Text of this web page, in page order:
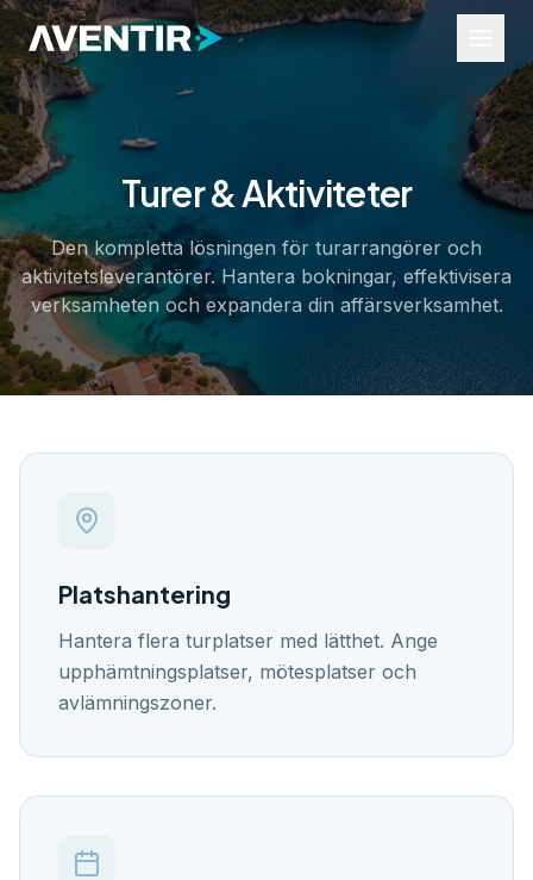
Turer och aktiviteter
Evenemang
Uthyrning
Transfer
Företagstjänster
Resurser
Branschinsikter
Kom igång
Turer & Aktiviteter
Den kompletta lösningen för turarrangörer och
aktivitetsleverantörer. Hantera bokningar, effektivisera
verksamheten och expandera din affärsverksamhet.
Platshantering
Hantera flera turplatser med lätthet. Ange
upphämtningsplatser, mötesplatser och
avlämningszoner.